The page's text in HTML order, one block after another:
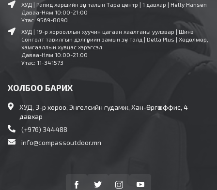
ХУД | Рапид харшийн зүүн талын Тара центр | 1 давхар | Helly Hansen
Даваа-Ням 10:00-21:00
Утас: 9569-8090
ХУД | 19-р хорооллын хуучин цагаан хаалганы уулзвар | Шинэ
Сонголт тавилгын дэлгүүрийн замын зүүн талд | Delta Plus | Хөдөлмөр,
хамгааллын хувцас хэрэгсэл
Даваа-Ням 10:00-21:00
Утас: 11-341573
ХОЛБОО БАРИХ
ХУД, 3-р хороо, Энгелсийн гудамж, Хан-Өргөө оффис, 4
давхар
(+976) 344488
info@compassoutdoor.mn